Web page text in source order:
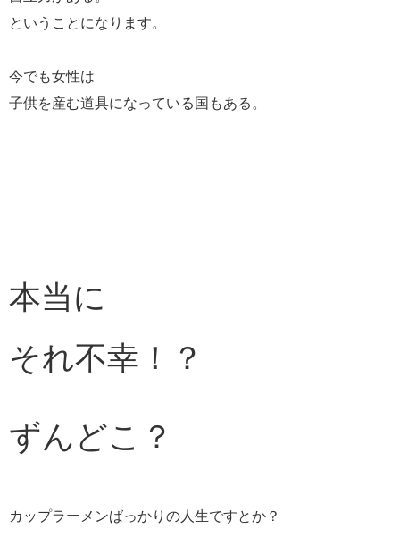
ということになります。
今でも女性は
子供を産む道具になっている国もある。
本当に
それ不幸！？
ずんどこ？
カップラーメンばっかりの人生ですとか？